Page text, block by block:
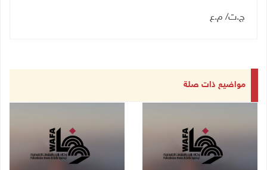
ج.ت/ م.ع
مواضيع ذات صلة